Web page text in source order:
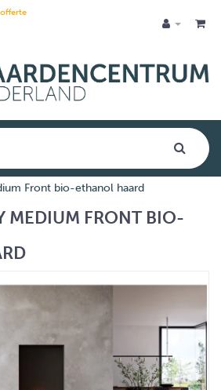
Front bio-ethanol haard
MEDIUM FRONT BIO-